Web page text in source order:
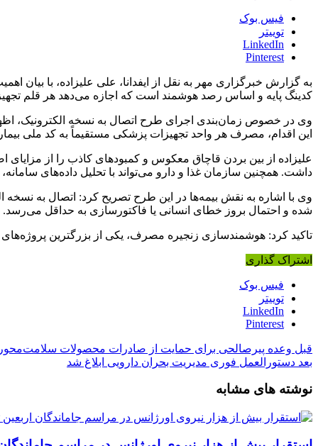
فیس بوک
توییتر
LinkedIn
Pinterest
کدینگ پایه و اساس رصد هوشمند است که اجازه می‌دهد هر قلم
این اقدام، مصرف هر واحد تجهیزات پزشکی مستقیماً به کد ملی
علیزاده از بین بردن قاچاق معکوس و کمبودهای کاذب را از
داشت. همچنین سازمان غذا و دارو می‌تواند با تحلیل داده‌های
وی با اشاره به نقش بیمه‌ها در این طرح تصریح کرد: اتصال به نسخه
شده و احتمال بروز خطای انسانی یا فاکتورسازی به حداقل می‌رسد.
تاکید کرد: هوشمندسازی زنجیره مصرف، یکی از بزرگترین
اشتراک گذاری
فیس بوک
توییتر
LinkedIn
Pinterest
قبل وعده پیرصالحی برای حمایت از صادرات محصولات سلامت‌محور
بعد دستورالعمل فوری مدیریت بحران دارویی ابلاغ شد
نوشته های مشابه